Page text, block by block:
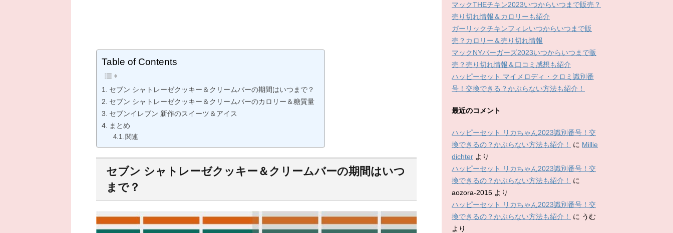
Table of Contents
セブン シャトレーゼクッキー＆クリームバーの期間はいつまで？
セブン シャトレーゼクッキー＆クリームバーのカロリー＆糖質量
セブンイレブン 新作のスイーツ＆アイス
まとめ
関連
セブン シャトレーゼクッキー＆クリームバーの期間はいつ
まで？
マックTHEチキン2023いつからいつまで販売？
売り切れ情報＆カロリーも紹介
ガーリックチキンフィレいつからいつまで販
売？カロリー＆売り切れ情報
マックNYバーガーズ2023いつからいつまで販
売？売り切れ情報＆口コミ感想も紹介
ハッピーセット マイメロディ・クロミ識別番
号！交換できる？かぶらない方法も紹介！
最近のコメント
ハッピーセット リカちゃん2023識別番号！交
換できるの？かぶらない方法も紹介！
に Millie
dichter より
ハッピーセット リカちゃん2023識別番号！交
換できるの？かぶらない方法も紹介！
に
aozora-2015 より
ハッピーセット リカちゃん2023識別番号！交
換できるの？かぶらない方法も紹介！
に うむ
より